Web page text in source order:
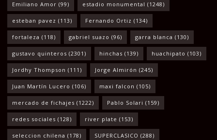
Emiliano Amor (99) estadio monumental (1248)
esteban pavez (113) Fernando Ortiz (134)
fortaleza (118) gabriel suazo (96) garra blanca (130)
gustavo quinteros (2301) hinchas (139) huachipato (103)
Jordhy Thompson (111) Jorge Almirón (245)
Juan Martín Lucero (106) maxi falcon (105)
mercado de fichajes (1222) Pablo Solari (159)
redes sociales (128) river plate (153)
seleccion chilena (178) SUPERCLASICO (288)